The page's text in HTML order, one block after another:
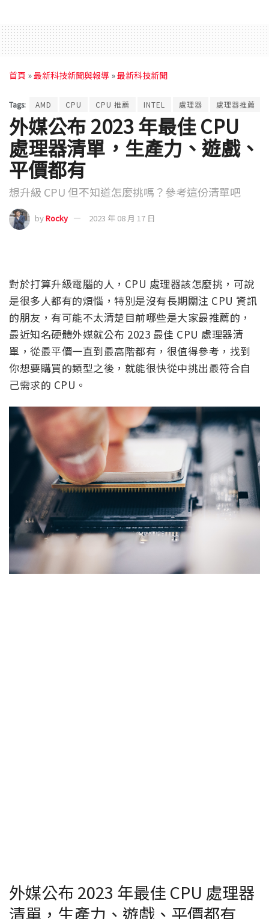
首頁 »最新科技新聞與報導 »最新科技新聞
Tags: AMD CPU CPU 推薦 INTEL 處理器 處理器推薦
外媒公布 2023 年最佳 CPU
處理器清單，生產力、遊戲、
平價都有
想升級 CPU 但不知道怎麼挑嗎？參考這份清單吧
byRocky 2023 年 08 月 17 日
對於打算升級電腦的人，CPU 處理器該怎麼挑，可說
是很多人都有的煩惱，特別是沒有長期關注 CPU 資訊
的朋友，有可能不太清楚目前哪些是大家最推薦的，
最近知名硬體外媒就公布 2023 最佳 CPU 處理器清
單，從最平價一直到最高階都有，很值得參考，找到
你想要購買的類型之後，就能很快從中挑出最符合自
己需求的 CPU。
外媒公布 2023 年最佳 CPU 處理器
清單，生產力、遊戲、平價都有